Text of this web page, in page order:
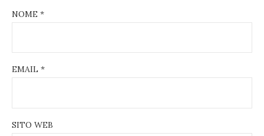
NOME *
EMAIL *
SITO WEB